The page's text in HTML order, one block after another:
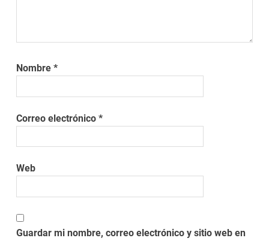
Nombre*
Correo electrónico*
Web
Guardar mi nombre, correo electrónico y sitio web en